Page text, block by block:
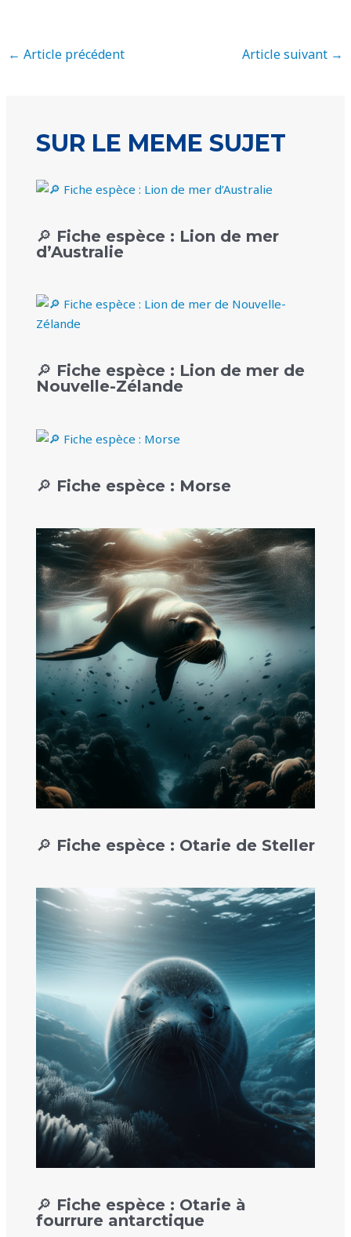
← Article précédent Article suivant →
SUR LE MEME SUJET
🔎 Fiche espèce : Lion de mer
d’Australie
🔎 Fiche espèce : Lion de mer de
Nouvelle-Zélande
🔎 Fiche espèce : Morse
🔎 Fiche espèce : Otarie de Steller
🔎 Fiche espèce : Otarie à
fourrure antarctique